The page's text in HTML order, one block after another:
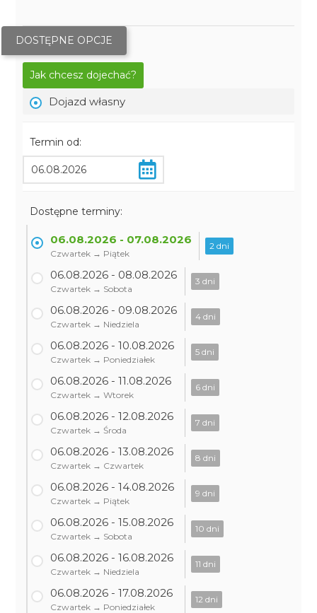
DOSTĘPNE OPCJE
Jak chcesz dojechać?
Dojazd własny
Termin od:
Dostępne terminy:
06.08.2026 - 07.08.2026
Czwartek → Piątek
2 dni
06.08.2026 - 08.08.2026
Czwartek → Sobota
3 dni
06.08.2026 - 09.08.2026
Czwartek → Niedziela
4 dni
06.08.2026 - 10.08.2026
Czwartek → Poniedziałek
5 dni
06.08.2026 - 11.08.2026
Czwartek → Wtorek
6 dni
06.08.2026 - 12.08.2026
Czwartek → Środa
7 dni
06.08.2026 - 13.08.2026
Czwartek → Czwartek
8 dni
06.08.2026 - 14.08.2026
Czwartek → Piątek
9 dni
06.08.2026 - 15.08.2026
Czwartek → Sobota
10 dni
06.08.2026 - 16.08.2026
Czwartek → Niedziela
11 dni
06.08.2026 - 17.08.2026
Czwartek → Poniedziałek
12 dni